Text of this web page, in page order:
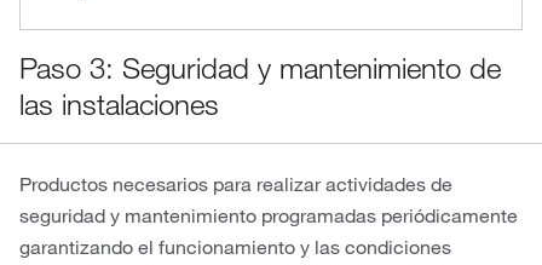
Paso 3: Seguridad y mantenimiento de
las instalaciones
Productos necesarios para realizar actividades de
seguridad y mantenimiento programadas periódicamente
garantizando el funcionamiento y las condiciones